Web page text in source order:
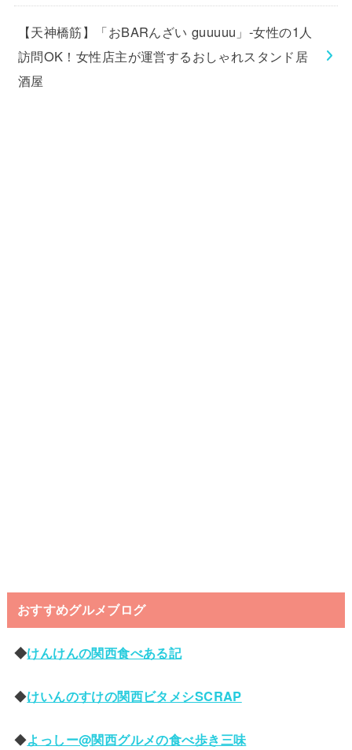
【天神橋筋】「おBARんざい guuuuu」-女性の1人
訪問OK！女性店主が運営するおしゃれスタンド居
酒屋
おすすめグルメブログ
◆けんけんの関西食べある記
◆けいんのすけの関西ビタメシSCRAP
◆よっしー@関西グルメの食べ歩き三味